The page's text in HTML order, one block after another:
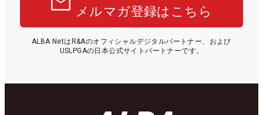
メルマガ登録はこちら
ALBA NetはR&Aのオフィシャルデジタルパートナー、および
USLPGAの日本公式サイトパートナーです。